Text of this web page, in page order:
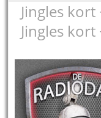
Jingles kort
Jingles kort